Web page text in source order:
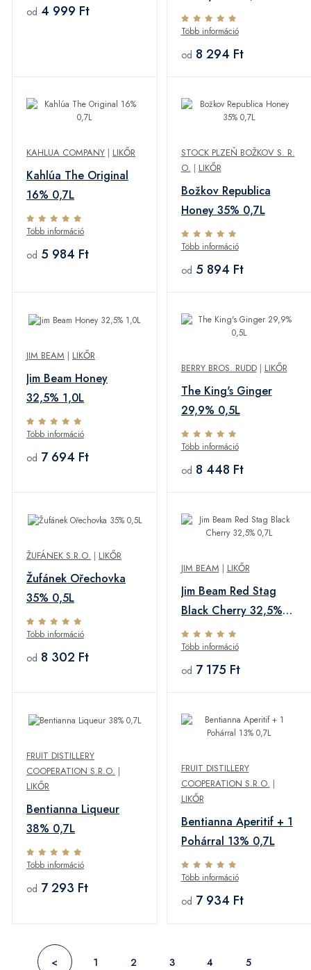
od 4 999 Ft
Több információ
od 8 294 Ft
KAHLUA COMPANY | LIKŐR
Kahlúa The Original
16% 0,7L
Több információ
od 5 984 Ft
STOCK PLZEŇ BOŽKOV S. R.
O. | LIKŐR
Božkov Republica
Honey 35% 0,7L
Több információ
od 5 894 Ft
JIM BEAM | LIKŐR
Jim Beam Honey
32,5% 1,0L
Több információ
od 7 694 Ft
BERRY BROS. RUDD| LIKŐR
The King's Ginger
29,9% 0,5L
Több információ
od 8 448 Ft
ŽUFÁNEK S.R.O. | LIKŐR
Žufánek Ořechovka
35% 0,5L
Több információ
od 8 302 Ft
JIM BEAM | LIKŐR
Jim Beam Red Stag
Black Cherry 32,5%
0,7L
Több információ
od 7 175 Ft
FRUIT DISTILLERY
COOPERATION S.R.O. |
LIKŐR
Bentianna Liqueur
38% 0,7L
Több információ
od 7 293 Ft
FRUIT DISTILLERY
COOPERATION S.R.O. |
LIKŐR
Bentianna Aperitif + 1
Pohárral 13% 0,7L
Több információ
od 7 934 Ft
< 1 2 3 4 5